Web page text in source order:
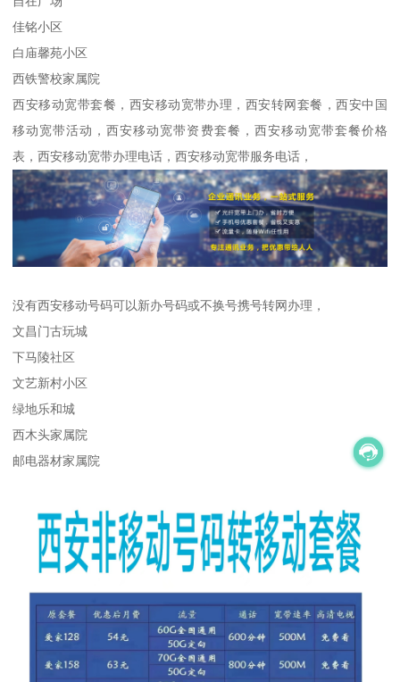
佳铭小区
白庙馨苑小区
西铁警校家属院
西安移动宽带套餐，西安移动宽带办理，西安转网套餐，西安中国
移动宽带活动，西安移动宽带资费套餐，西安移动宽带套餐价格
表，西安移动宽带办理电话，西安移动宽带服务电话，
没有西安移动号码可以新办号码或不换号携号转网办理，
文昌门古玩城
下马陵社区
文艺新村小区
绿地乐和城
西木头家属院
邮电器材家属院